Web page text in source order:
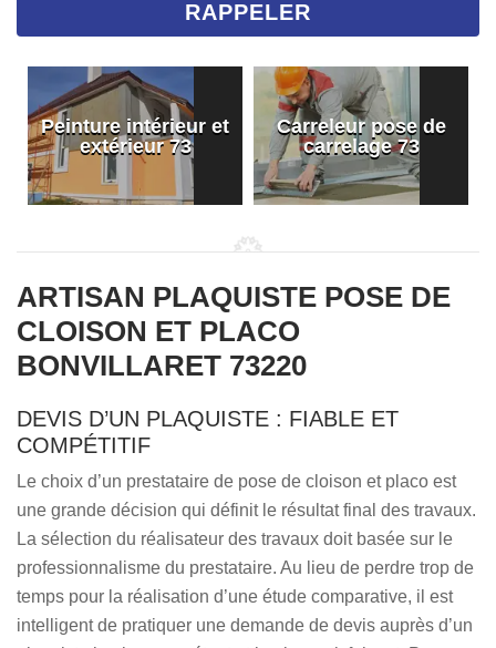
Peinture intérieur et
extérieur 73
Carreleur pose de
carrelage 73
ARTISAN PLAQUISTE POSE DE
CLOISON ET PLACO
BONVILLARET 73220
DEVIS D’UN PLAQUISTE : FIABLE ET
COMPÉTITIF
Le choix d’un prestataire de pose de cloison et placo est
une grande décision qui définit le résultat final des travaux.
La sélection du réalisateur des travaux doit basée sur le
professionnalisme du prestataire. Au lieu de perdre trop de
temps pour la réalisation d’une étude comparative, il est
intelligent de pratiquer une demande de devis auprès d’un